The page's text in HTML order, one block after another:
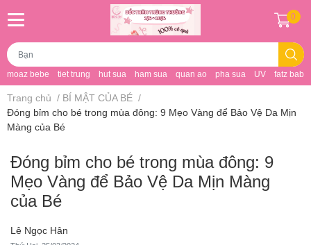
moaz bebe tiet trung hut sua ham sua quan ao pha sua UV fatz baby
0
Trang chủ / BÍ MẬT CỦA BÉ /
Đóng bỉm cho bé trong mùa đông: 9 Mẹo Vàng để Bảo Vệ Da Mịn
Màng của Bé
Đóng bỉm cho bé trong mùa đông: 9
Mẹo Vàng để Bảo Vệ Da Mịn Màng
của Bé
Lê Ngọc Hân